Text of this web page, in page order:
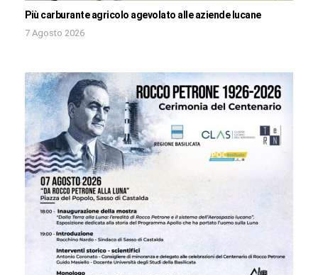
Più carburante agricolo agevolato alle aziende lucane
7 Agosto 2026